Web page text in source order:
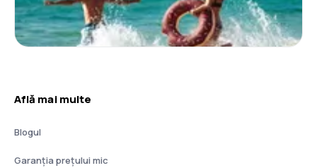
Află mai multe
Blogul
Garanția prețului mic